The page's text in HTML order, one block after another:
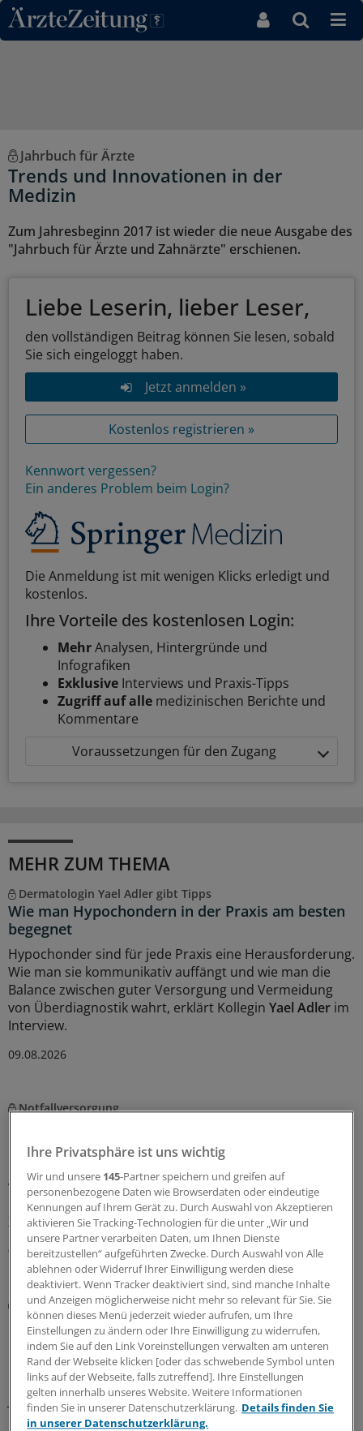
Direkt zum Inhaltsbereich
Jahrbuch für Ärzte
Trends und Innovationen in der
Medizin
Zum Jahresbeginn 2017 ist wieder die neue Ausgabe des
"Jahrbuch für Ärzte und Zahnärzte" erschienen.
Liebe Leserin, lieber Leser,
den vollständigen Beitrag können Sie lesen, sobald
Sie sich eingeloggt haben.
Jetzt anmelden »
Kostenlos registrieren »
Kennwort vergessen?
Ein anderes Problem beim Login?
Die Anmeldung ist mit wenigen Klicks erledigt und
kostenlos.
Ihre Vorteile des kostenlosen Login:
MehrAnalysen, Hintergründe und
Infografiken
Exklusive Interviews und Praxis-Tipps
Zugriff auf alle medizinischen Berichte und
Kommentare
Voraussetzungen für den Zugang
MEHR ZUM THEMA
Dermatologin Yael Adler gibt Tipps
Wie man Hypochondern in der Praxis am besten
begegnet
Hypochonder sind für jede Praxis eine Herausforderung.
Wie man sie kommunikativ auffängt und wie man die
Balance zwischen guter Versorgung und Vermeidung
von Überdiagnostik wahrt, erklärt Kollegin Yael Adler im
Interview.
09.08.2026
Notfallversorgung
Erfolgsmodell
In nur zwölf Stunden waren die 6.000 Fahrdienste
vergeben: Der neu strukturierte ärztliche
Bereitschaftsdienst in Nordrhein wird gut angenommen.
Zuständig sind spezielle Kooperationsmediziner.
07.08.2026
Abrechnung
KV Rheinland-Pfalz rät prophylaktisch weiterhin
ePA-Befüllung abzurechnen
Honorar für ePA-Befüllung ist seit August Geschichte.
Nicht so bei den Zahnärzten, die dürfen noch bis
Jahresende. Das wollen KBV und KVen auch erreichen.
Doch hier gilt: Nur wer schreibt, der bleibt!
Ihre Privatsphäre ist uns wichtig
Wir und unsere 145-Partner speichern und greifen auf
personenbezogene Daten wie Browserdaten oder eindeutige
Kennungen auf Ihrem Gerät zu. Durch Auswahl von Akzeptieren
aktivieren Sie Tracking-Technologien für die unter „Wir und
unsere Partner verarbeiten Daten, um Ihnen Dienste
bereitzustellen“ aufgeführten Zwecke. Durch Auswahl von Alle
ablehnen oder Widerruf Ihrer Einwilligung werden diese
deaktiviert. Wenn Tracker deaktiviert sind, sind manche Inhalte
und Anzeigen möglicherweise nicht mehr so relevant für Sie. Sie
können dieses Menü jederzeit wieder aufrufen, um Ihre
Einstellungen zu ändern oder Ihre Einwilligung zu widerrufen,
indem Sie auf den Link Voreinstellungen verwalten am unteren
Rand der Webseite klicken [oder das schwebende Symbol unten
links auf der Webseite, falls zutreffend]. Ihre Einstellungen
gelten innerhalb unseres Website. Weitere Informationen
finden Sie in unserer Datenschutzerklärung. Details finden Sie
in unserer Datenschutzerklärung.